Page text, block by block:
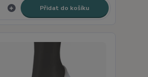
Přidat do košíku